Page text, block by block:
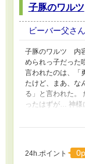
子豚のワルツ
ビーバー父さん
子豚のワルツ 内
められっ子だった
言われたのは、「
たけど、まあ、な
る」と言われた。
ったはずが… 神様
ラの獅子王太子
24h.ポイント